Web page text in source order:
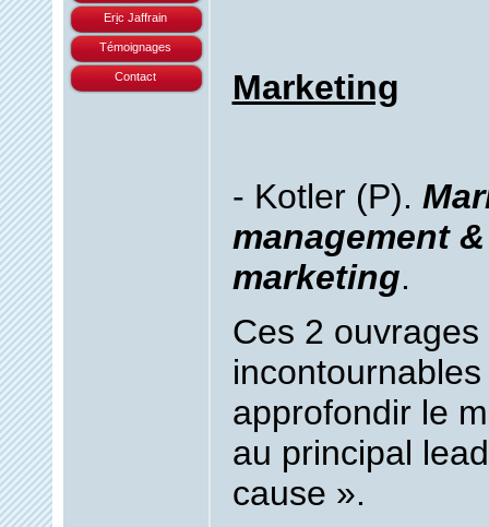
Eric Jaffrain
Témoignages
Contact Marketing
- Kotler (P).
management
marketing.
Ces 2 ouvrages
approfondir le
au principal
cause ».